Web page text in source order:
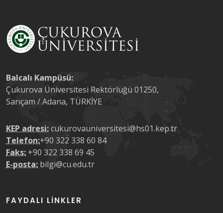
Balcalı Kampüsü:
Çukurova Üniversitesi Rektörlüğü 01250,
Sarıçam / Adana, TÜRKİYE
KEP adresi:cukurovauniversitesi@hs01.kep.tr
Telefon:+90 322 338 60 84
Faks: +90 322 338 69 45
E-posta: bilgi@cu.edu.tr
FAYDALI LINKLER